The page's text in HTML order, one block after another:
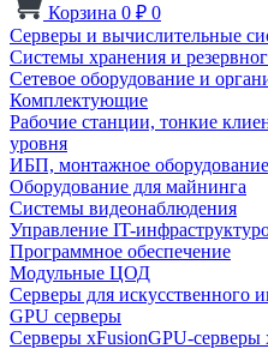
Корзина 0 ₽ 0
Серверы и вычислительные
Системы хранения и
Сетевое оборудование и
Комплектующие
Рабочие станции, тонкие
уровня
ИБП, монтажное
Оборудование для майнинга
Системы видеонаблюдения
Управление IT-
Программное обеспечение
Модульные ЦОД
Серверы для искусственного
GPU серверы
Серверы xFusionGPU-серверы